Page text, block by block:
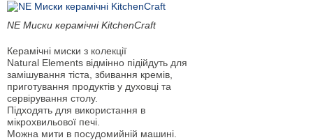
NE Миски керамічні KitchenCraft
Керамічні миски з колекції
Natural Elements відмінно підійдуть для
замішування тіста, збивання кремів,
приготування продуктів у духовці та
сервірування столу.
Підходять для використання в
мікрохвильової печі.
Можна мити в посудомийній машині.